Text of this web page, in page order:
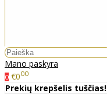
Mano paskyra
0 €000
Prekių krepšelis tuščias!